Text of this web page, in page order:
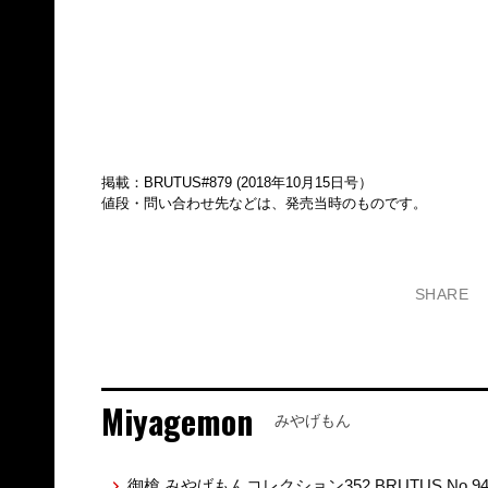
掲載：BRUTUS#879 (2018年10月15日号）
値段・問い合わせ先などは、発売当時のものです。
SHARE
Miyagemon みやげもん